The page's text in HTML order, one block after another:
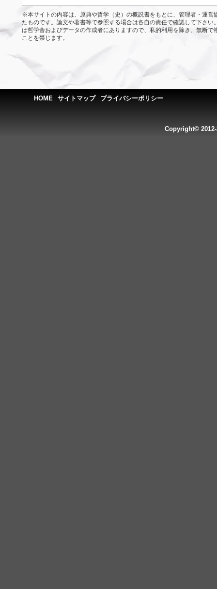
※本サイトの内容は、原典や哲学（史）の概説書をもとに、管理者・運営
たものです。論文や著書等で参照する場合は各自の責任で確認して下さい
は哲学舎およびデータの作成者にありますので、私的利用を除き、無断で
ことを禁じます。
HOME サイトマップ プライバシーポリシー
Copyright©